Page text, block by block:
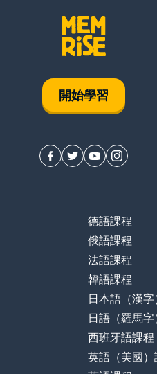
開始學習
德語課程
俄語課程
法語課程
韓語課程
日本語（漢
日語（羅馬
西班牙語課程
英語（美國）